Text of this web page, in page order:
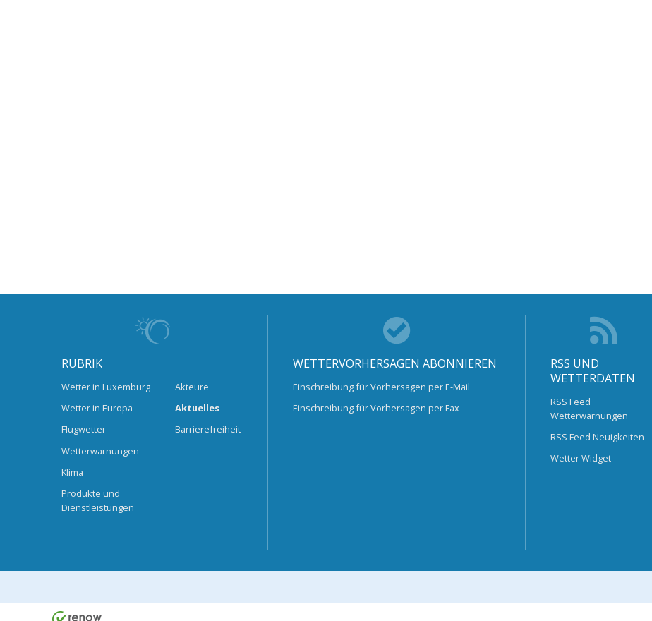
RUBRIK
Wetter in Luxemburg
Wetter in Europa
Flugwetter
Wetterwarnungen
Klima
Produkte und
Dienstleistungen
Akteure
Aktuelles
Barrierefreiheit
WETTERVORHERSAGEN ABONNIEREN
Einschreibung für Vorhersagen per E-Mail
Einschreibung für Vorhersagen per Fax
RSS UND
WETTERDATEN
RSS Feed
Wetterwarnungen
RSS Feed Neuigkeiten
Wetter Widget